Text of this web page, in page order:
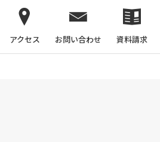
アクセス お問い合わせ 資料請求